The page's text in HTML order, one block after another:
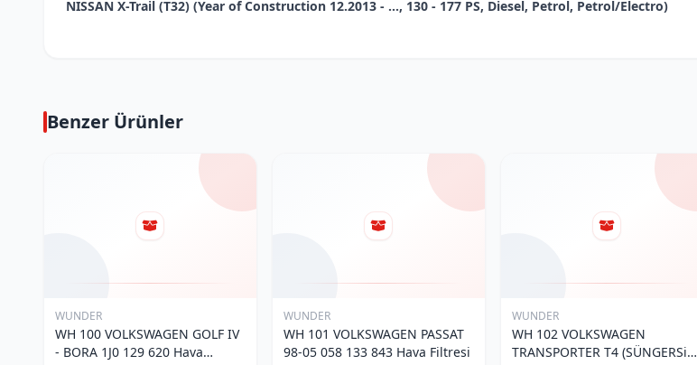
NISSAN X-Trail (T32) (Year of Construction 12.2013 - ..., 130 - 177 PS, Diesel, Petrol, Petrol/Electro)
Benzer Ürünler
WUNDER
WH 100 VOLKSWAGEN GOLF IV
- BORA 1J0 129 620 Hava
WUNDER
WH 101 VOLKSWAGEN PASSAT
98-05 058 133 843 Hava Filtresi
WUNDER
WH 102 VOLKSWAGEN
TRANSPORTER T4 (SÜNGERSiZ)